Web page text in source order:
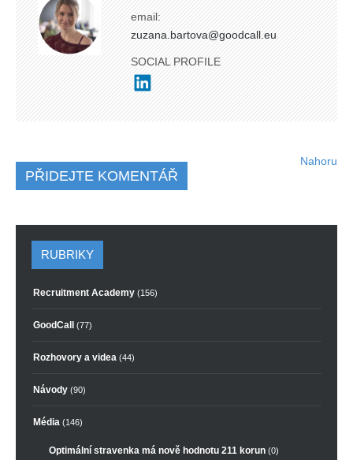
email:
zuzana.bartova@goodcall.eu
SOCIAL PROFILE
PŘIDEJTE KOMENTÁŘ
Nahoru
RUBRIKY
Recruitment Academy (156)
GoodCall (77)
Rozhovory a videa (44)
Návody (90)
Média (146)
Optimální stravenka má nově hodnotu 211 korun (0)